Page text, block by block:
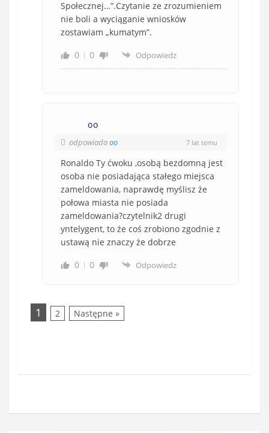
Społecznej…”.Czytanie ze zrozumieniem
nie boli a wyciąganie wniosków
zostawiam „kumatym”.
0
0 Odpowiedz
oo
odpowiadaoo 7 lat temu
Ronaldo Ty ćwoku ,osobą bezdomną jest
osoba nie posiadająca stałego miejsca
zameldowania, naprawdę myślisz że
połowa miasta nie posiada
zameldowania?czytelnik2 drugi
yntelygent, to że coś zrobiono zgodnie z
ustawą nie znaczy że dobrze
0
0 Odpowiedz
1 2 Następne »